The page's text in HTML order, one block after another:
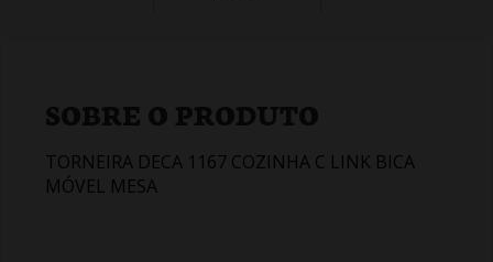
SOBRE O PRODUTO
TORNEIRA DECA 1167 COZINHA C LINK BICA
MÓVEL MESA